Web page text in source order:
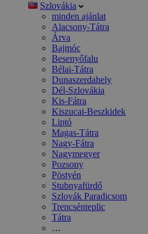
Szlovákia
minden ajánlat
Alacsony-Tátra
Árva
Bajmóc
Besenyőfalu
Bélai-Tátra
Dunaszerdahely
Dél-Szlovákia
Kis-Fátra
Kiszucai-Beszkidek
Liptó
Magas-Tátra
Nagy-Fátra
Nagymegyer
Pozsony
Pöstyén
Stubnyafürdő
Szlovák Paradicsom
Trencsénteplic
Tátra
…